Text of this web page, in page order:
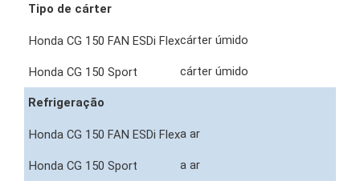
Tipo de cárter
cárter úmido
cárter úmido
Refrigeração
a ar
a ar